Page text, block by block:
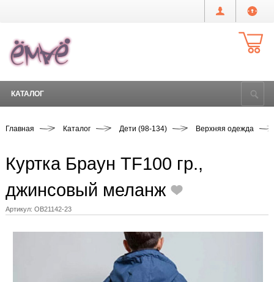
КАТАЛОГ
Главная Каталог Дети (98-134) Верхняя одежда
Куртка Браун TF100 гр.,
джинсовый меланж
Артикул: OB21142-23